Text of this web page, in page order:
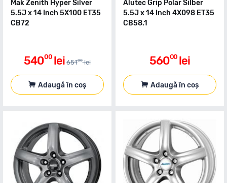
Mak Zenith Hyper Silver
5.5J x 14 Inch 5X100 ET35
CB72
54000 lei 65100 lei
Adaugă în coș
Alutec Grip Polar Silber
5.5J x 14 Inch 4X098 ET35
CB58.1
56000 lei
Adaugă în coș